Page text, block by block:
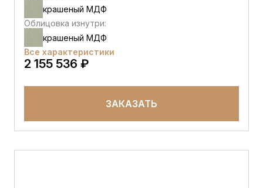
крашеный МДФ
Облицовка изнутри:
крашеный МДФ
Все характеристики
2 155 536 ₽
ЗАКАЗАТЬ